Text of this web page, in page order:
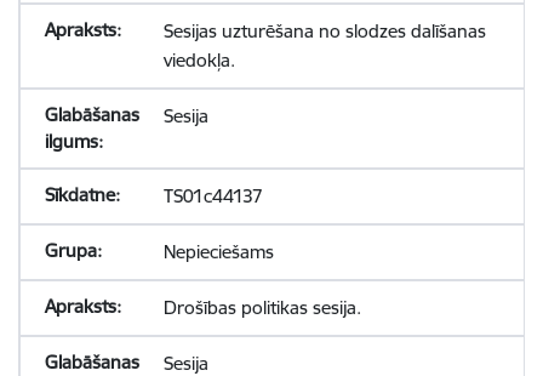
Sesijas uzturēšana no slodzes dalīšanas
viedokļa.
Sesija
TS01c44137
Nepieciešams
Drošības politikas sesija.
Sesija